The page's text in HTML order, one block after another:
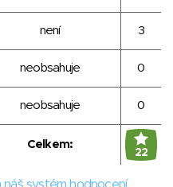
není 3
neobsahuje 0
neobsahuje 0
Celkem:
22